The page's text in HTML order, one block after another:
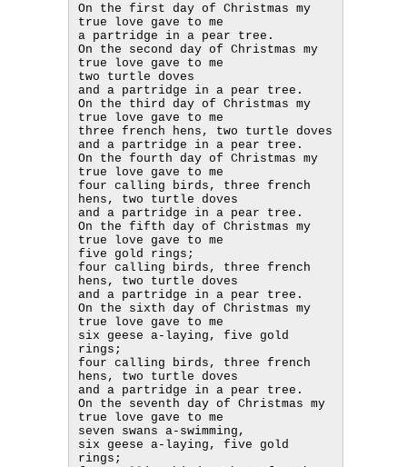
On the first day of Christmas my
true love gave to me
a partridge in a pear tree.
On the second day of Christmas my
true love gave to me
two turtle doves
and a partridge in a pear tree.
On the third day of Christmas my
true love gave to me
three french hens, two turtle doves
and a partridge in a pear tree.
On the fourth day of Christmas my
true love gave to me
four calling birds, three french
hens, two turtle doves
and a partridge in a pear tree.
On the fifth day of Christmas my
true love gave to me
five gold rings;
four calling birds, three french
hens, two turtle doves
and a partridge in a pear tree.
On the sixth day of Christmas my
true love gave to me
six geese a-laying, five gold
rings;
four calling birds, three french
hens, two turtle doves
and a partridge in a pear tree.
On the seventh day of Christmas my
true love gave to me
seven swans a-swimming,
six geese a-laying, five gold
rings;